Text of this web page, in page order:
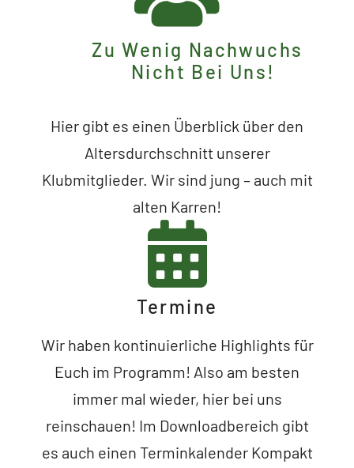
Zu Wenig Nachwuchs
Nicht Bei Uns!
Hier gibt es einen Überblick über den
Altersdurchschnitt unserer
Klubmitglieder. Wir sind jung – auch mit
alten Karren!
Termine
Wir haben kontinuierliche Highlights für
Euch im Programm! Also am besten
immer mal wieder, hier bei uns
reinschauen! Im Downloadbereich gibt
es auch einen Terminkalender Kompakt